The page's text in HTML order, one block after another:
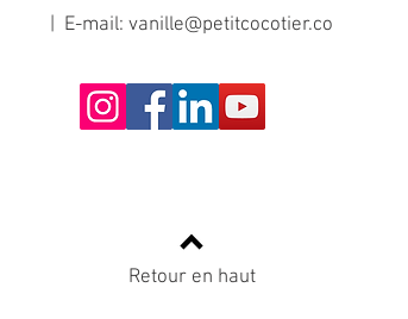
| E-mail: vanille@petitcocotier.co
Retour en haut